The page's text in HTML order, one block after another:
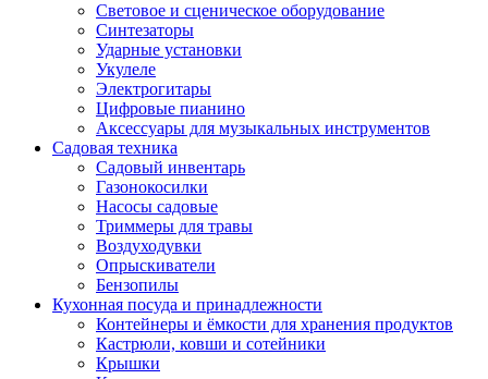
Световое и сценическое оборудование
Синтезаторы
Ударные установки
Укулеле
Электрогитары
Цифровые пианино
Аксессуары для музыкальных инструментов
Садовая техника
Садовый инвентарь
Газонокосилки
Насосы садовые
Триммеры для травы
Воздуходувки
Опрыскиватели
Бензопилы
Кухонная посуда и принадлежности
Контейнеры и ёмкости для хранения продуктов
Кастрюли, ковши и сотейники
Крышки